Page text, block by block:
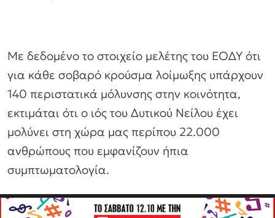
Με δεδομένο το στοιχείο μελέτης του ΕΟΔΥ ότι
για κάθε σοβαρό κρούσμα λοίμωξης υπάρχουν
140 περιστατικά μόλυνσης στην κοινότητα,
εκτιμάται ότι ο ιός του Δυτικού Νείλου έχει
μολύνει στη χώρα μας περίπου 22.000
ανθρώπους που εμφανίζουν ήπια
συμπτωματολογία.